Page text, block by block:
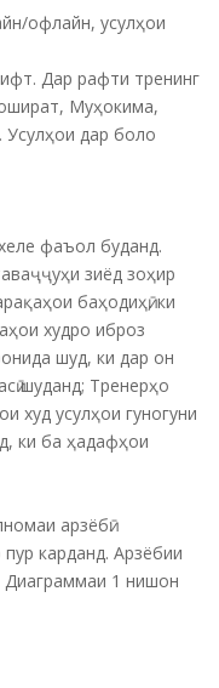
офлайн, усулҳои
Дар рафти тренинг
Муҳокима,
Усулҳои дар боло
фаъол буданд.
зиёд зоҳир
баҳодиҳӣ, ки
худро иброз
шуд, ки дар он
шуданд; Тренерҳо
худ усулҳои гуногуни
ки ба ҳадафҳои
арзёбӣ:
карданд. Арзёбии
1 нишон